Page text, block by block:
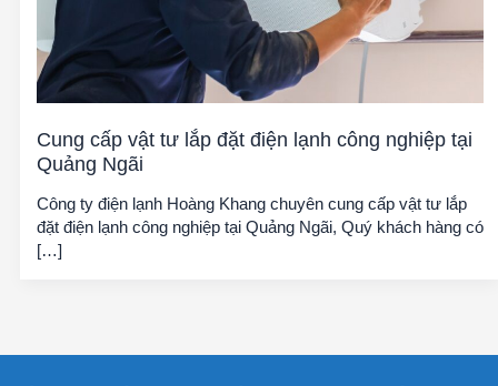
Cung cấp vật tư lắp đặt điện lạnh công nghiệp tại
Quảng Ngãi
Công ty điện lạnh Hoàng Khang chuyên cung cấp vật tư lắp
đặt điện lạnh công nghiệp tại Quảng Ngãi, Quý khách hàng có
[…]